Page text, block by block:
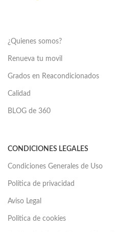
¿Quienes somos?
Renueva tu movil
Grados en Reacondicionados
Calidad
BLOG de 360
CONDICIONES LEGALES
Condiciones Generales de Uso
Política de privacidad
Aviso Legal
Politica de cookies